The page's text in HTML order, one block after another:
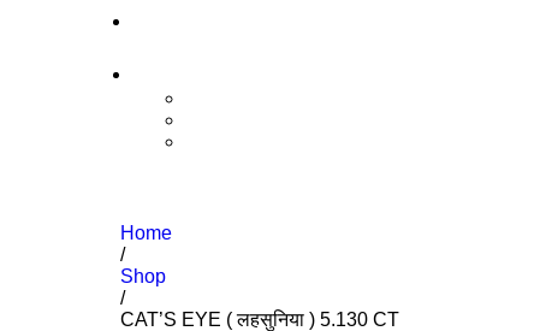
Home
/
Shop
/
CAT’S EYE ( लहसुनिया ) 5.130 CT